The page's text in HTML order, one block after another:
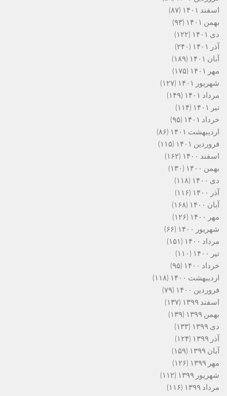
اسفند ۱۴۰۱
(۸۷)
بهمن ۱۴۰۱
(۹۳)
دی ۱۴۰۱
(۱۲۲)
آذر ۱۴۰۱
(۲۴۰)
آبان ۱۴۰۱
(۱۸۹)
مهر ۱۴۰۱
(۱۷۵)
شهریور ۱۴۰۱
(۱۲۷)
مرداد ۱۴۰۱
(۱۴۹)
تیر ۱۴۰۱
(۱۱۴)
خرداد ۱۴۰۱
(۹۵)
اردیبهشت ۱۴۰۱
(۸۶)
فروردین ۱۴۰۱
(۱۱۵)
اسفند ۱۴۰۰
(۱۶۲)
بهمن ۱۴۰۰
(۱۳۰)
دی ۱۴۰۰
(۱۱۸)
آذر ۱۴۰۰
(۱۱۶)
آبان ۱۴۰۰
(۱۶۸)
مهر ۱۴۰۰
(۱۲۶)
شهریور ۱۴۰۰
(۶۶)
مرداد ۱۴۰۰
(۱۵۱)
تیر ۱۴۰۰
(۱۱۰)
خرداد ۱۴۰۰
(۹۵)
اردیبهشت ۱۴۰۰
(۱۱۸)
فروردین ۱۴۰۰
(۷۹)
اسفند ۱۳۹۹
(۱۳۷)
بهمن ۱۳۹۹
(۱۳۹)
دی ۱۳۹۹
(۱۳۳)
آذر ۱۳۹۹
(۱۲۴)
آبان ۱۳۹۹
(۱۵۹)
مهر ۱۳۹۹
(۱۲۶)
شهریور ۱۳۹۹
(۱۱۲)
مرداد ۱۳۹۹
(۱۱۶)